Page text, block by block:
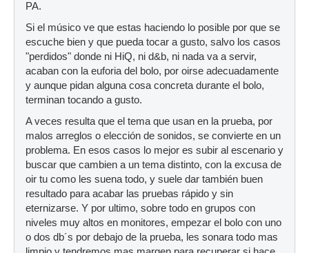
PA.
Si el músico ve que estas haciendo lo posible por que se
escuche bien y que pueda tocar a gusto, salvo los casos
"perdidos" donde ni HiQ, ni d&b, ni nada va a servir,
acaban con la euforia del bolo, por oirse adecuadamente
y aunque pidan alguna cosa concreta durante el bolo,
terminan tocando a gusto.
A veces resulta que el tema que usan en la prueba, por
malos arreglos o elección de sonidos, se convierte en un
problema. En esos casos lo mejor es subir al escenario y
buscar que cambien a un tema distinto, con la excusa de
oir tu como les suena todo, y suele dar también buen
resultado para acabar las pruebas rápido y sin
eternizarse. Y por ultimo, sobre todo en grupos con
niveles muy altos en monitores, empezar el bolo con uno
o dos db´s por debajo de la prueba, les sonara todo mas